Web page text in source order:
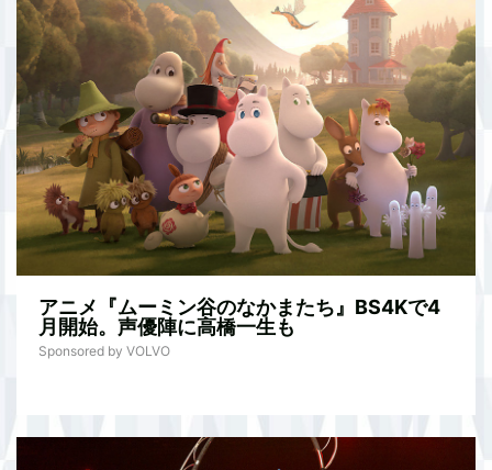
アニメ『ムーミン谷のなかまたち』BS4Kで4
月開始。声優陣に高橋一生も
Sponsored by VOLVO